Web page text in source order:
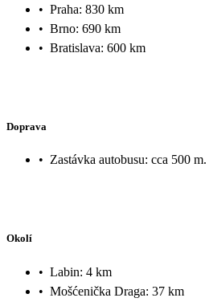
• Praha: 830 km
• Brno: 690 km
• Bratislava: 600 km
Doprava
• Zastávka autobusu: cca 500 m.
Okolí
• Labin: 4 km
• Mošćenička Draga: 37 km